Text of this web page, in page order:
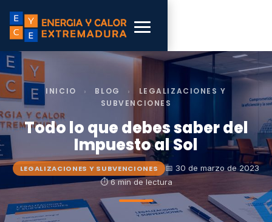
INICIO › BLOG ›
LEGALIZACIONES Y
SUBVENCIONES
Todo lo que debes saber del
Impuesto al Sol
LEGALIZACIONES Y SUBVENCIONES
📅 30 de marzo de 2023
⏱ 6 min de lectura